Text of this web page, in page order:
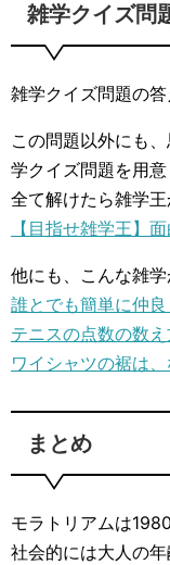
雑学クイズ問
雑学クイズ問題の答
この問題以外にも
学クイズ問題を用意
全て解けたら雑学王
【目指せ雑学王】
他にも、こんな雑学
誰とでも簡単に仲
テニスの点数の数
ワイシャツの裾は
まとめ
モラトリアムは
社会的には大人の